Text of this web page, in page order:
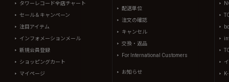
タワーレコード全店チャート
セール＆キャンペーン
注目アイテム
インフォメーションメール
新規会員登録
ショッピングカート
マイページ
配送単位
注文の確認
キャンセル
交換・返品
For International Customers
お知らせ